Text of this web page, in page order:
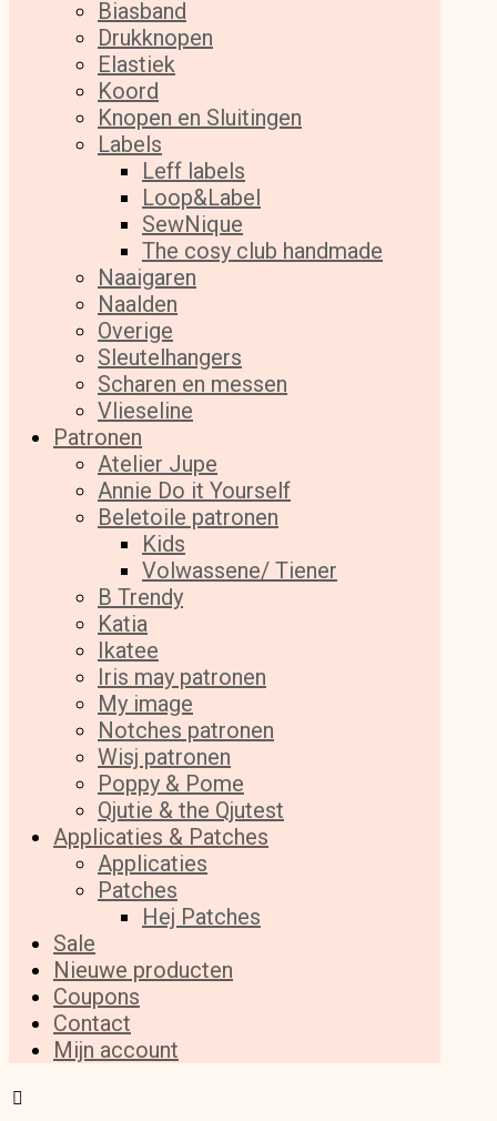
Biasband
Drukknopen
Elastiek
Koord
Knopen en Sluitingen
Labels
Leff labels
Loop&Label
SewNique
The cosy club handmade
Naaigaren
Naalden
Overige
Sleutelhangers
Scharen en messen
Vlieseline
Patronen
Atelier Jupe
Annie Do it Yourself
Beletoile patronen
Kids
Volwassene/ Tiener
B Trendy
Katia
Ikatee
Iris may patronen
My image
Notches patronen
Wisj patronen
Poppy & Pome
Qjutie & the Qjutest
Applicaties & Patches
Applicaties
Patches
Hej Patches
Sale
Nieuwe producten
Coupons
Contact
Mijn account